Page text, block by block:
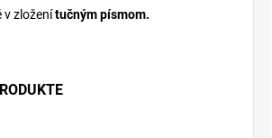
v zloženítučným písmom.